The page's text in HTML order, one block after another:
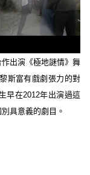
出演《極地謎情》舞
斯富有戲劇張力的對
早在2012年出演過這
具意義的劇目。